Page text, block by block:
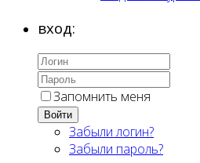
вход:
Запомнить меня
Войти
Забыли логин?
Забыли пароль?